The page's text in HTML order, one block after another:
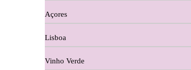
Digestivos
Divai - Alentejo
Dona Sancha Dão
Açores
Lisboa
Vinho Verde